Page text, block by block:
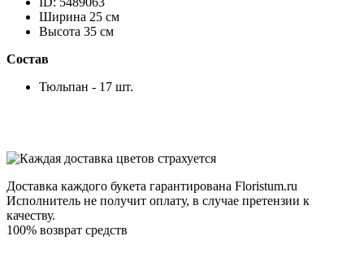
Ширина 25 см
Высота 35 см
Состав
Тюльпан - 17 шт.
Доставка каждого букета гарантирована Floristum.ru
Исполнитель не получит оплату, в случае претензии к
качеству.
100% возврат средств